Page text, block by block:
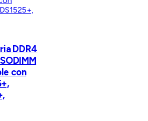
DDR4
con